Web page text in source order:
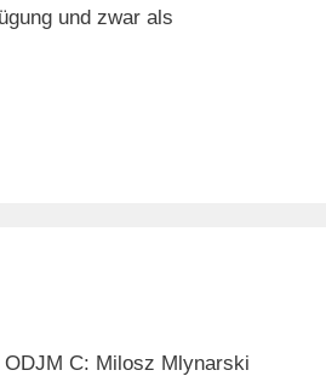
und zwar als
C: Milosz Mlynarski